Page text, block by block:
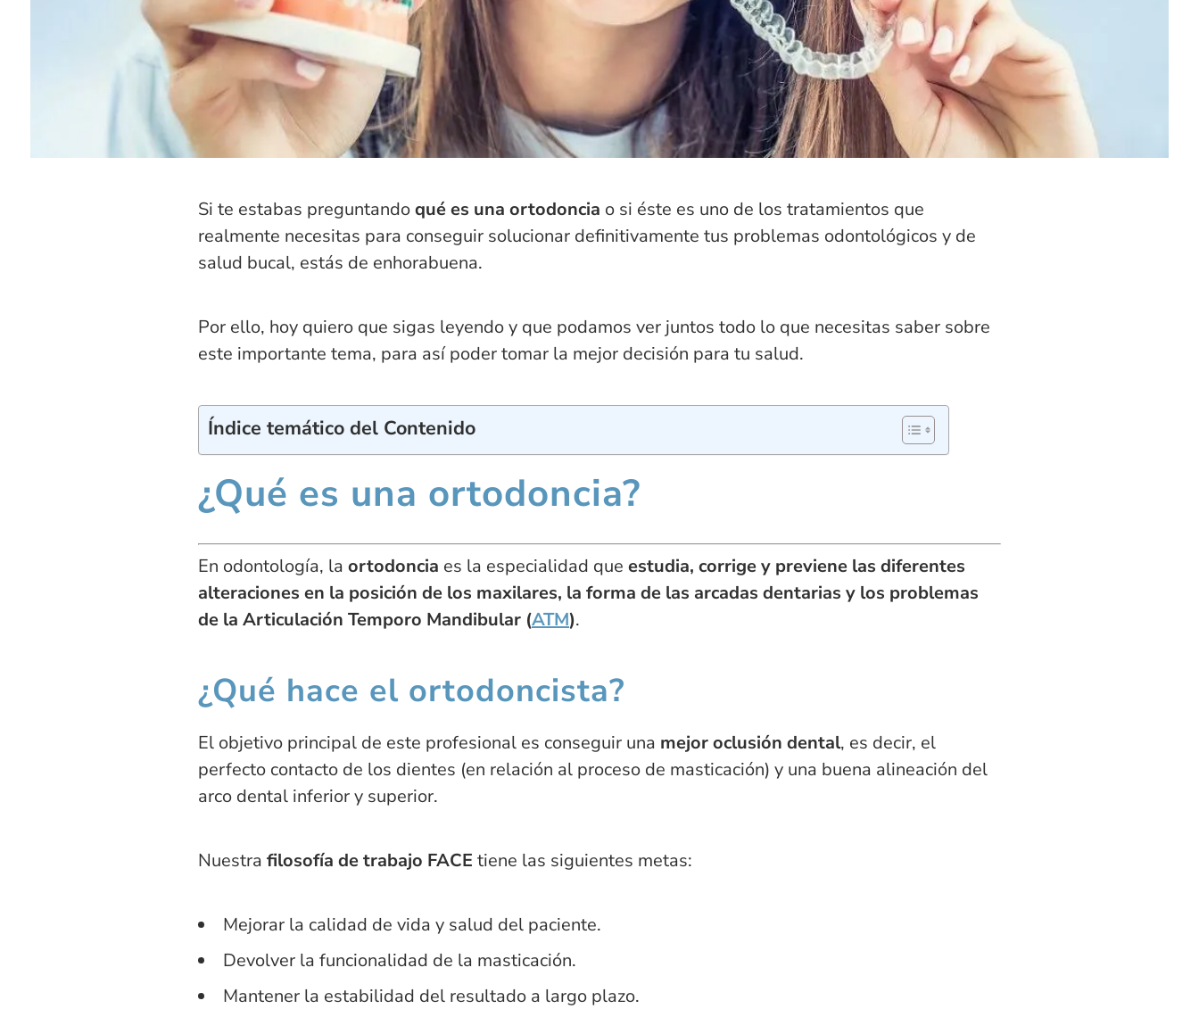
Si te estabas preguntandoqué es una ortodoncia o si éste es uno de los tratamientos que
realmente necesitas para conseguir solucionar definitivamente tus problemas odontológicos y de
salud bucal, estás de enhorabuena.
Por ello, hoy quiero que sigas leyendo y que podamos ver juntos todo lo que necesitas saber sobre
este importante tema, para así poder tomar la mejor decisión para tu salud.
Índice temático del Contenido
¿Qué es una ortodoncia?
En odontología, la ortodoncia es la especialidad que estudia, corrige y previene las diferentes
alteraciones en la posición de los maxilares, la forma de las arcadas dentarias y los problemas
de la Articulación Temporo Mandibular (ATM).
¿Qué hace el ortodoncista?
El objetivo principal de este profesional es conseguir una mejor oclusión dental, es decir, el
perfecto contacto de los dientes (en relación al proceso de masticación) y una buena alineación del
arco dental inferior y superior.
Nuestra filosofía de trabajo FACE tiene las siguientes metas:
Mejorar la calidad de vida y salud del paciente.
Devolver la funcionalidad de la masticación.
Mantener la estabilidad del resultado a largo plazo.